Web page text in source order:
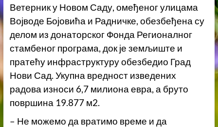
Ветерник у Новом Саду, омеђеног улицама
Војводе Бојовића и Радничке, обезбеђена су
делом из донаторског Фонда Регионалног
стамбеног програма, док је земљиште и
пратећу инфраструктуру обезбедио Град
Нови Сад. Укупна вредност изведених
радова износи 6,7 милиона евра, а бруто
површина 19.877 м2.
– Не можемо да вратимо време и да